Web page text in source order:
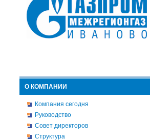
О КОМПАНИИ
Компания сегодня
Руководство
Совет директоров
Структура